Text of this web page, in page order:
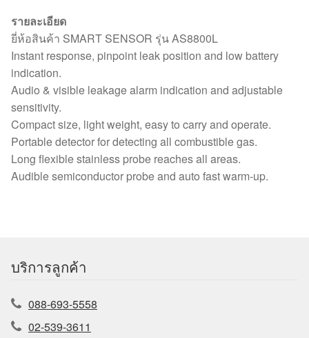
รายละเอียด
ยี่ห้อสินค้า SMART SENSOR รุ่น AS8800L
Instant response, pinpoint leak position and low battery
indication.
Audio & visible leakage alarm indication and adjustable
sensitivity.
Compact size, light weight, easy to carry and operate.
Portable detector for detecting all combustible gas.
Long flexible stainless probe reaches all areas.
Audible semiconductor probe and auto fast warm-up.
บริการลูกค้า
088-693-5558
02-539-3611